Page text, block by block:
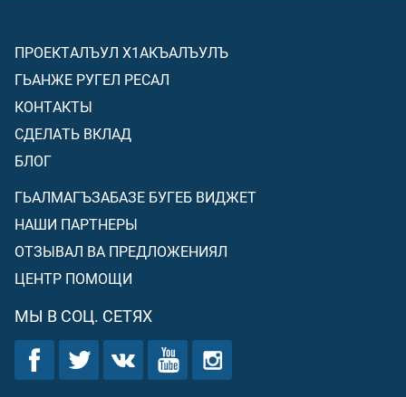
ПРОЕКТАЛЪУЛ Х1АКЪАЛЪУЛЪ
ГЬАНЖЕ РУГЕЛ РЕСАЛ
КОНТАКТЫ
СДЕЛАТЬ ВКЛАД
БЛОГ
ГЬАЛМАГЪЗАБАЗЕ БУГЕБ ВИДЖЕТ
НАШИ ПАРТНЕРЫ
ОТЗЫВАЛ ВА ПРЕДЛОЖЕНИЯЛ
ЦЕНТР ПОМОЩИ
МЫ В СОЦ. СЕТЯХ